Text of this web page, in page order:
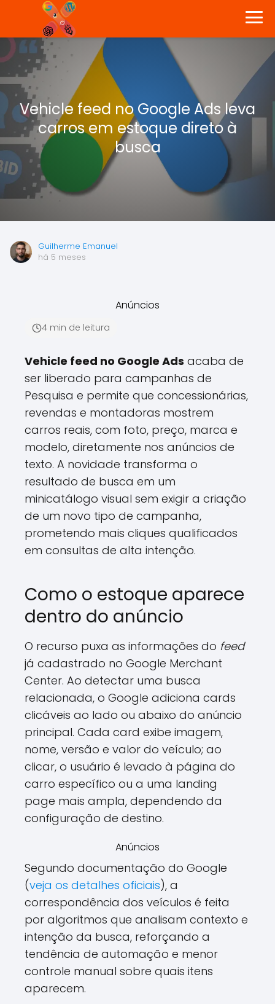
Vehicle feed no Google Ads leva
carros em estoque direto à
busca
Guilherme Emanuel
há 5 meses
Anúncios
4 min de leitura
Vehicle feed no Google Ads acaba de
ser liberado para campanhas de
Pesquisa e permite que concessionárias,
revendas e montadoras mostrem
carros reais, com foto, preço, marca e
modelo, diretamente nos anúncios de
texto. A novidade transforma o
resultado de busca em um
minicatálogo visual sem exigir a criação
de um novo tipo de campanha,
prometendo mais cliques qualificados
em consultas de alta intenção.
Como o estoque aparece
dentro do anúncio
O recurso puxa as informações do feed
já cadastrado no Google Merchant
Center. Ao detectar uma busca
relacionada, o Google adiciona cards
clicáveis ao lado ou abaixo do anúncio
principal. Cada card exibe imagem,
nome, versão e valor do veículo; ao
clicar, o usuário é levado à página do
carro específico ou a uma landing
page mais ampla, dependendo da
configuração de destino.
Anúncios
Segundo documentação do Google
(veja os detalhes oficiais), a
correspondência dos veículos é feita
por algoritmos que analisam contexto e
intenção da busca, reforçando a
tendência de automação e menor
controle manual sobre quais itens
aparecem.